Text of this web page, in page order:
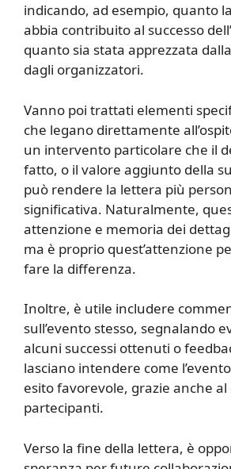
indicando, ad esempio, quanto
abbia contribuito al successo
quanto sia stata apprezzata
dagli organizzatori.
Vanno poi trattati elementi
che legano direttamente
un intervento particolare che il
fatto, o il valore aggiunto della
può rendere la lettera più
significativa. Naturalmente,
attenzione e memoria dei
ma è proprio quest’attenzione
fare la differenza.
Inoltre, è utile includere
sull’evento stesso, segnalando
alcuni successi ottenuti o
lasciano intendere come
esito favorevole, grazie anche
partecipanti.
Verso la fine della lettera, è